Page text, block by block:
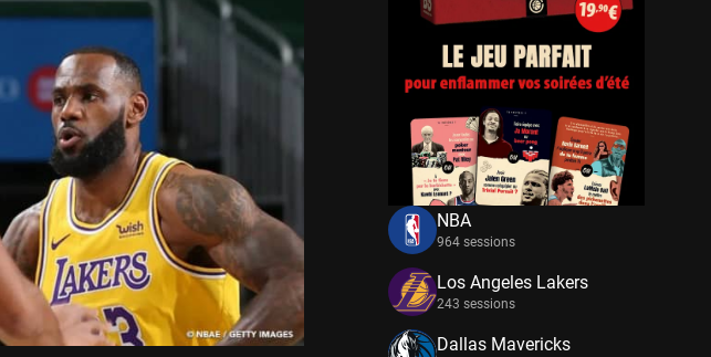
NBA
964 sessions
Los Angeles Lakers
243 sessions
Dallas Mavericks